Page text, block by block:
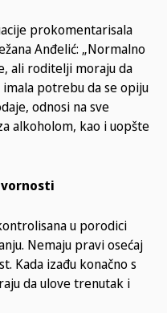
prokomentarisala
Anđelić: „Normalno
ali roditelji moraju da
potrebu da se opiju
odnosi na sve
alkoholom, kao i uopšte
u porodici
Nemaju pravi osećaj
Kada izađu konačno s
da ulove trenutak i